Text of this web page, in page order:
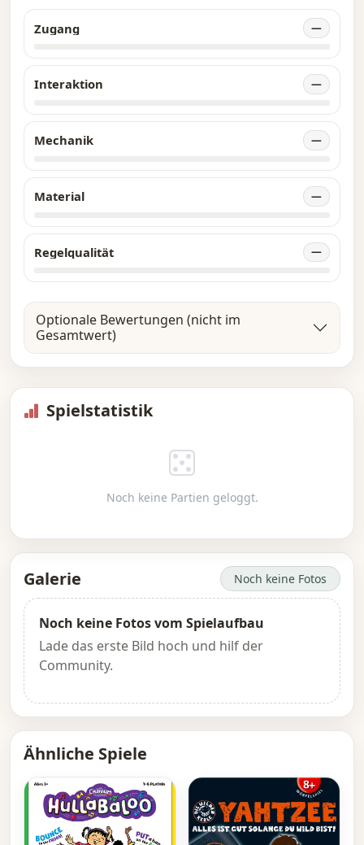
Zugang —
Interaktion —
Mechanik —
Material —
Regelqualität —
Optionale Bewertungen (nicht im
Gesamtwert)
Spielstatistik
Noch keine Partien geloggt.
Galerie Noch keine Fotos
Noch keine Fotos vom Spielaufbau
Lade das erste Bild hoch und hilf der
Community.
Ähnliche Spiele